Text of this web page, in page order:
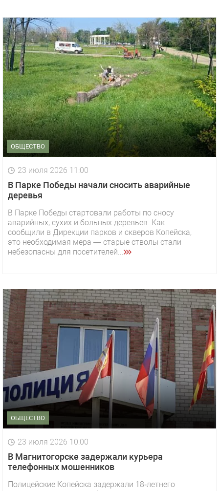
ОБЩЕСТВО
23 июля 2026 11:00
В Парке Победы начали сносить аварийные
деревья
В Парке Победы стартовали работы по сносу
аварийных, сухих и больных деревьев. Как
сообщили в Дирекции парков и скверов Копейска,
это необходимая мера — старые стволы стали
небезопасны для посетителей...
ОБЩЕСТВО
23 июля 2026 10:00
В Магнитогорске задержали курьера
телефонных мошенников
Полицейские Копейска задержали 18‑летнего